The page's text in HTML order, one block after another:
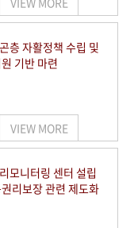
층 자활정책 수립 및
기반 마련
VIEW MORE
모니터링 센터 설립
리보장 관련 제도화